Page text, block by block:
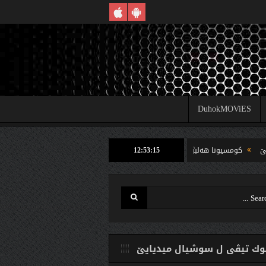
DuhokMOViES
كومسیونا هه‌لبژارتنان ل شێخان ب رێكا دهوك تیڤى داخوازێ ژ وه‌لاتییان دكه‌ت
12:53:15
تیڤی ل سوشیال ميديایێ